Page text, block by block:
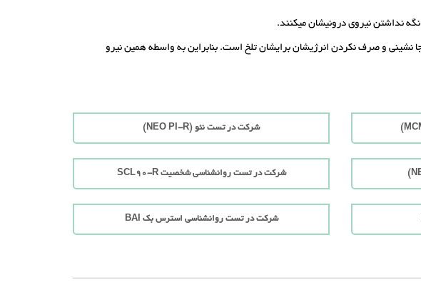
نداشتن نیروی درونیشان میکنند.
نشینی و صرف نکردن انرژیشان برایشان تلخ است. بنابراین به واسطه همین نیرو
شرکت در تست نئو (NEO PI-R)
شرکت در تست روانشناسی شخصیت SCL90-R
شرکت در تست روانشناسی استرس بک BAI